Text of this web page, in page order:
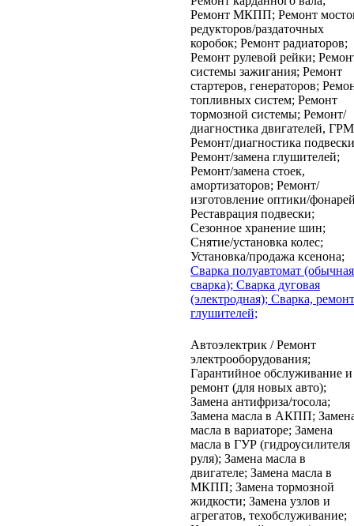
Ремонт МКПП; Ремонт
редукторов/раздаточных
коробок; Ремонт радиаторов;
Ремонт рулевой рейки;
системы зажигания; Ремонт
стартеров, генераторов;
топливных систем; Ремонт
тормозной системы; Ремонт/
диагностика двигателей,
Ремонт/диагностика
Ремонт/замена глушителей;
Ремонт/замена стоек,
амортизаторов; Ремонт/
изготовление оптики/
Реставрация подвески;
Сезонное хранение шин;
Снятие/установка колес;
Установка/продажа ксенона;
Cварка полуавтомат (обычная
сварка); Cварка дуговая
(электродная); Cварка, ремонт
глушителей;
Автоэлектрик / Ремонт
электрооборудования;
Гарантийное обслуживание и
ремонт (для новых авто);
Замена антифриза/тосола;
Замена масла в АКПП;
масла в вариаторе; Замена
масла в ГУР (гидроусилителя
руля); Замена масла в
двигателе; Замена масла в
МКПП; Замена тормозной
жидкости; Замена узлов и
агрегатов, техобслуживание;